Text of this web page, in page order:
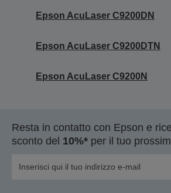
Epson AcuLaser C9200DN
Epson AcuLaser C9200DTN
Epson AcuLaser C9200N
Resta in contatto con Epson e
sconto del 10%* per il tuo